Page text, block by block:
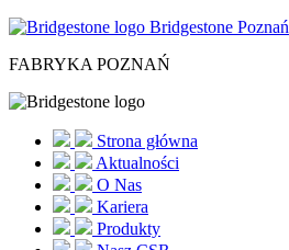
Bridgestone Poznań
FABRYKA POZNAŃ
Strona główna
Aktualności
O Nas
Kariera
Produkty